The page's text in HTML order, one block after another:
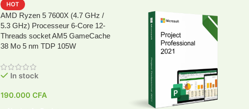
HOT
AMD Ryzen 5 7600X (4.7 GHz /
5.3 GHz) Processeur 6-Core 12-
Threads socket AM5 GameCache
38 Mo 5 nm TDP 105W
In stock
190.000CFA